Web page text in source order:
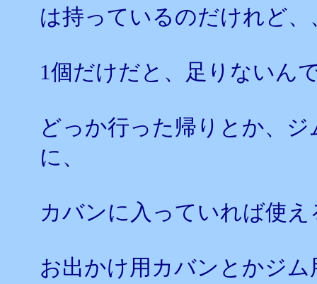
は持っているのだけれど、
1個だけだと、足りないん
どっか行った帰りとか、
に、
カバンに入っていれば使え
お出かけ用カバンとかジ